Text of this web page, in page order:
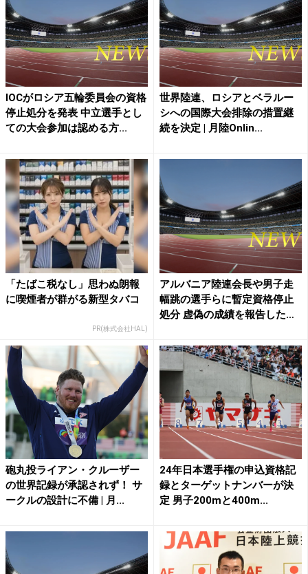
IOCがロシア五輪委員会の資格
停止処分を発表 中立選手とし
ての大会参加は認める方...
世界陸連、ロシアとベラルー
シへの国際大会排除の措置継
続を決定 | 月陸Onlin...
「たばこ税なし」思わぬ朗報
に喫煙者が群がる新型タバコ
PR(株式会社HAL)
アルバニア陸連会長や男子走
幅跳の選手らに暫定資格停止
処分 虚偽の成績を報告した
砲丸投ライアン・クルーザー
の世界記録が承認されず！ サ
ークルの設計に不備 | 月...
24年日本選手権の申込資格記
録とターゲットナンバーが決
定 男子200mと400m...